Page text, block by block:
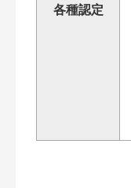
各種認定